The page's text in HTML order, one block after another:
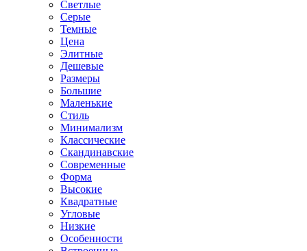
Светлые
Серые
Темные
Цена
Элитные
Дешевые
Размеры
Большие
Маленькие
Стиль
Минимализм
Классические
Скандинавские
Современные
Форма
Высокие
Квадратные
Угловые
Низкие
Особенности